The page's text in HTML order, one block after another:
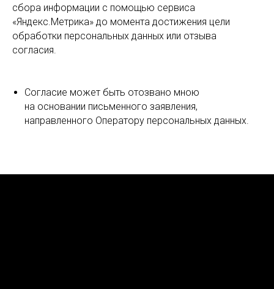
сбора информации с помощью сервиса
«Яндекс.Метрика» до момента достижения цели
обработки персональных данных или отзыва
согласия.
Согласие может быть отозвано мною
на основании письменного заявления,
направленного Оператору персональных данных.